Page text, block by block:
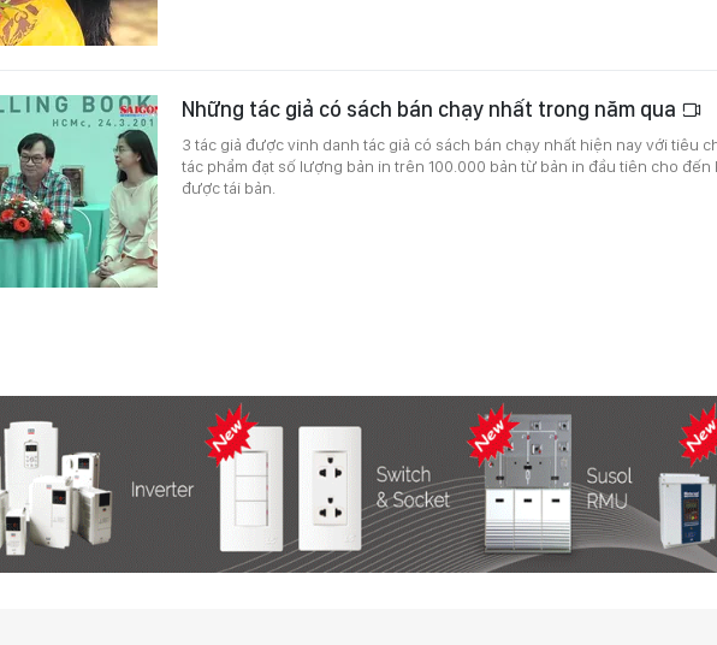
Những tác giả có sách bán chạy nhất trong năm qua
3 tác giả được vinh danh tác giả có sách bán chạy nhất hiện nay với tiêu
tác phẩm đạt số lượng bản in trên 100.000 bản từ bản in đầu tiên cho đến
được tái bản.